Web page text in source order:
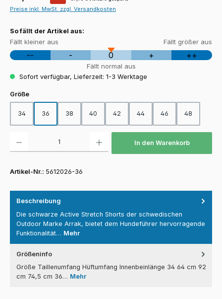
Preise inkl. MwSt. zzgl. Versandkosten
So fällt der Artikel aus:
Fällt kleiner aus Fällt größer aus
-- - 0 + ++
Fällt normal aus
Sofort verfügbar, Lieferzeit: 1-3 Werktage
Größeauswählen
34 36 38 40 42 44 46 48
In den Warenkorb
Artikel-Nr.: 5612026-36
Beschreibung
Die schwarze Active Stretch Shorts der schwedischen
Outdoor Marke Arrak, bietet dem Hundeführer hervorragende
Funktionalität… Mehr
Größeninfo
Größe Taillenumfang Hüftumfang Innenbeinlänge 34 64 cm 92
cm 74,5 cm 36… Mehr